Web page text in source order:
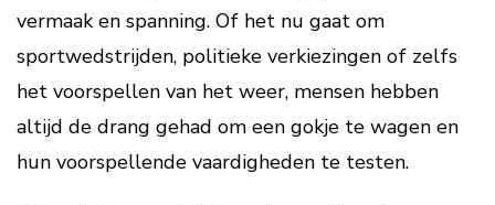
vermaak en spanning. Of het nu gaat om
sportwedstrijden, politieke verkiezingen of zelfs
het voorspellen van het weer, mensen hebben
altijd de drang gehad om een gokje te wagen en
hun voorspellende vaardigheden te testen.